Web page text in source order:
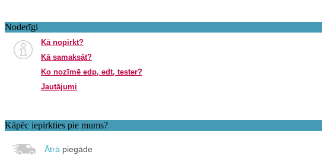
Noderīgi
Kā nopirkt?
Kā samaksāt?
Ko nozīmē edp, edt, tester?
Jautājumi
Kāpēc iepirkties pie mums?
Ātrā piegāde